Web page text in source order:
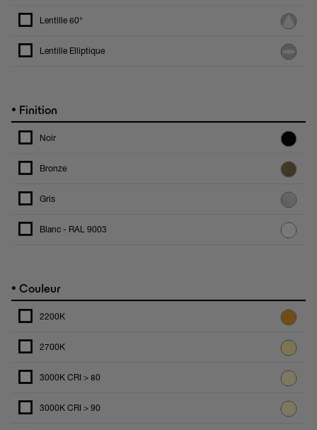
Lentille 60°
Lentille Elliptique
• Finition
Noir
Bronze
Gris
Blanc - RAL 9003
• Couleur
2200K
2700K
3000K CRI > 80
3000K CRI > 90